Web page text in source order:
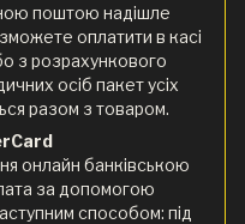
поштою надішле
оплатити в касі
з розрахункового
осіб пакет усіх
разом з товаром.
онлайн банківською
за допомогою
способом: під